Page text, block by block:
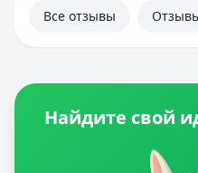
Все отзывы
Найдите свой